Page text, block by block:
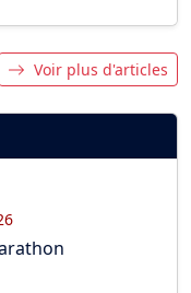
Voir plus d'articles